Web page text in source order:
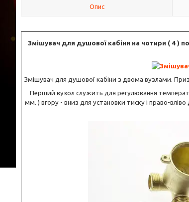
Опис
Змішувач для душової кабіни на чотири ( 4 )
Змішувач для душової кабіни з двома вузлами.
Перший вузол служить для регулювання
мм. ) вгору - вниз для установки тиску і право-